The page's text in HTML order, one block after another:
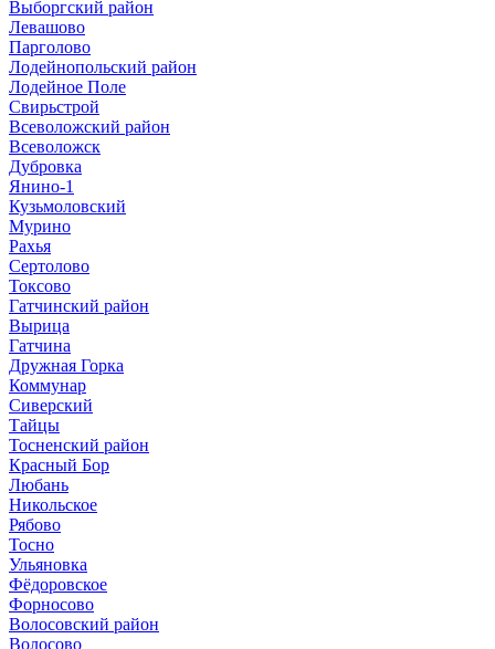
Выборгский район
Левашово
Парголово
Лодейнопольский район
Лодейное Поле
Свирьстрой
Всеволожский район
Всеволожск
Дубровка
Янино-1
Кузьмоловский
Мурино
Рахья
Сертолово
Токсово
Гатчинский район
Вырица
Гатчина
Дружная Горка
Коммунар
Сиверский
Тайцы
Тосненский район
Красный Бор
Любань
Никольское
Рябово
Тосно
Ульяновка
Фёдоровское
Форносово
Волосовский район
Волосово